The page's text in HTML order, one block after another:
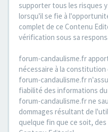
supporter tous les risques
lorsqu'il se fie à
complet de ce Contenu
vérification sous sa
forum-candaulisme.fr
nécessaire à la
forum-candaulisme.fr
fiabilité des informations
forum-candaulisme.fr ne
dommages résultant de
quelque fin que ce soit,